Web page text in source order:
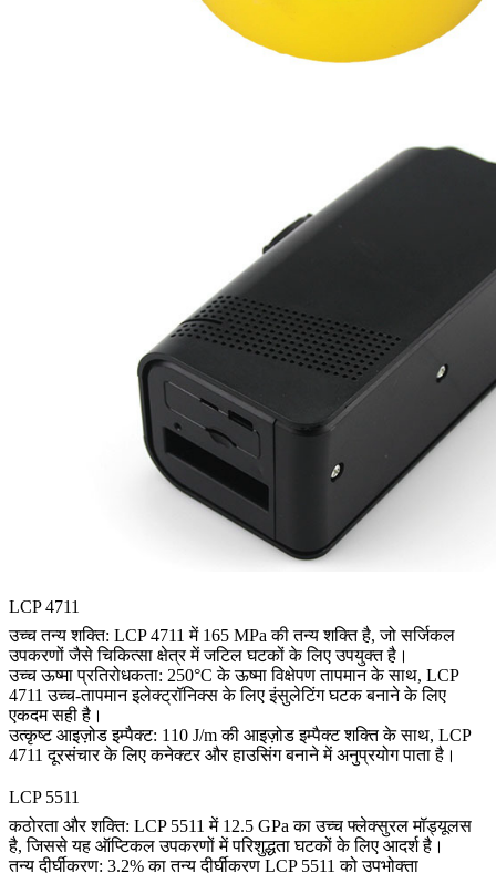
LCP 4711
उच्च तन्य शक्ति: LCP 4711 में 165 MPa की तन्य शक्ति है, जो सर्जिकल
उपकरणों जैसे चिकित्सा क्षेत्र में जटिल घटकों के लिए उपयुक्त है।
उच्च ऊष्मा प्रतिरोधकता: 250°C के ऊष्मा विक्षेपण तापमान के साथ, LCP
4711 उच्च-तापमान इलेक्ट्रॉनिक्स के लिए इंसुलेटिंग घटक बनाने के लिए
एकदम सही है।
उत्कृष्ट आइज़ोड इम्पैक्ट: 110 J/m की आइज़ोड इम्पैक्ट शक्ति के साथ, LCP
4711 दूरसंचार के लिए कनेक्टर और हाउसिंग बनाने में अनुप्रयोग पाता है।
LCP 5511
कठोरता और शक्ति: LCP 5511 में 12.5 GPa का उच्च फ्लेक्सुरल मॉड्यूलस
है, जिससे यह ऑप्टिकल उपकरणों में परिशुद्धता घटकों के लिए आदर्श है।
तन्य दीर्घीकरण: 3.2% का तन्य दीर्घीकरण LCP 5511 को उपभोक्ता